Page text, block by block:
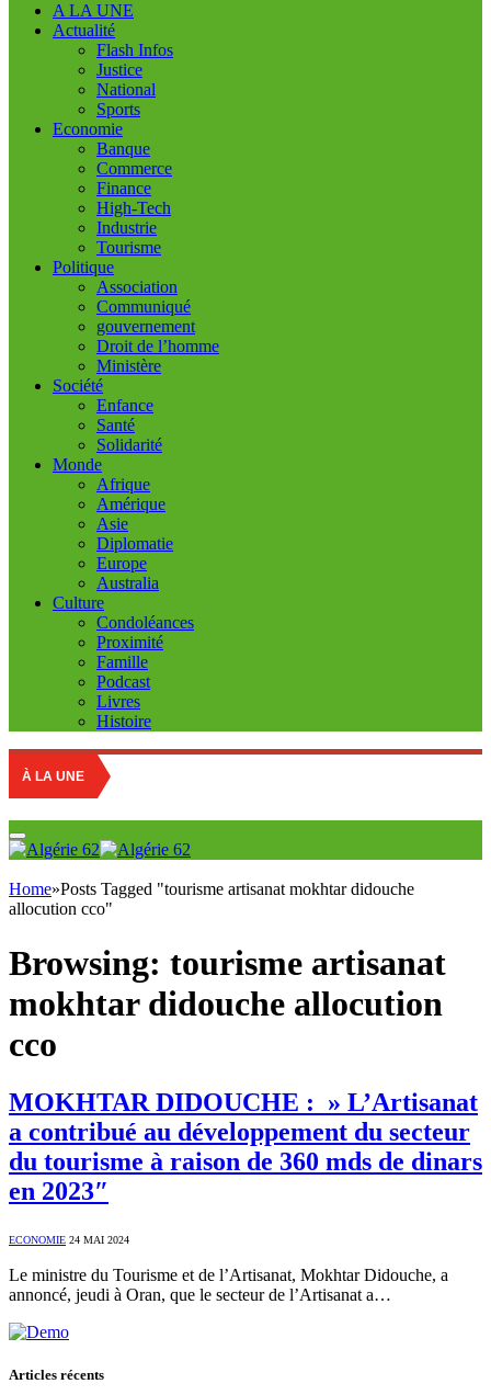
A LA UNE
Actualité
Flash Infos
Justice
National
Sports
Economie
Banque
Commerce
Finance
High-Tech
Industrie
Tourisme
Politique
Association
Communiqué
gouvernement
Droit de l’homme
Ministère
Société
Enfance
Santé
Solidarité
Monde
Afrique
Amérique
Asie
Diplomatie
Europe
Australia
Culture
Condoléances
Proximité
Famille
Podcast
Livres
Histoire
À LA UNE
Home»Posts Tagged "tourisme artisanat mokhtar didouche
allocution cco"
Browsing: tourisme artisanat
mokhtar didouche allocution
cco
MOKHTAR DIDOUCHE : » L’Artisanat
a contribué au développement du secteur
du tourisme à raison de 360 mds de dinars
en 2023″
ECONOMIE 24 MAI 2024
Le ministre du Tourisme et de l’Artisanat, Mokhtar Didouche, a
annoncé, jeudi à Oran, que le secteur de l’Artisanat a…
Articles récents